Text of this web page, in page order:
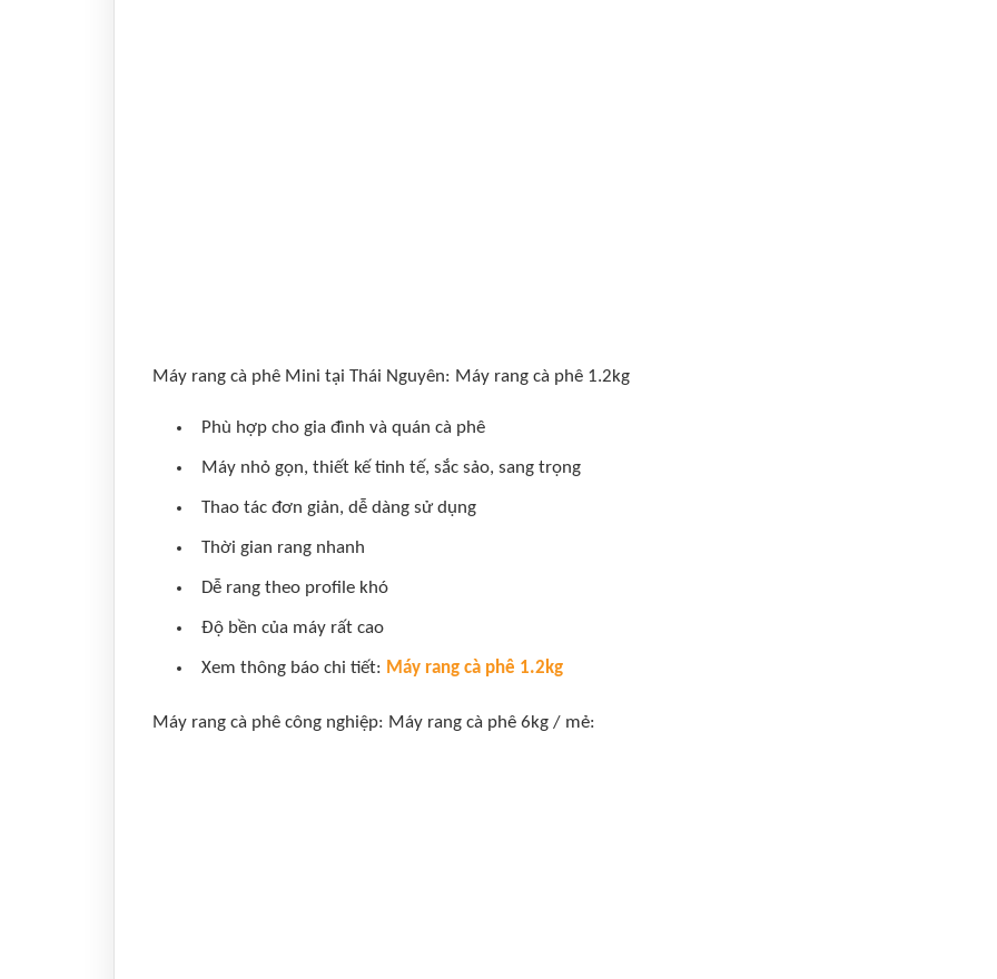
Máy rang cà phê Mini tại Thái Nguyên: Máy rang cà phê 1.2kg
Phù hợp cho gia đình và quán cà phê
Máy nhỏ gọn, thiết kế tinh tế, sắc sảo, sang trọng
Thao tác đơn giản, dễ dàng sử dụng
Thời gian rang nhanh
Dễ rang theo profile khó
Độ bền của máy rất cao
Xem thông báo chi tiết: Máy rang cà phê 1.2kg
Máy rang cà phê công nghiệp: Máy rang cà phê 6kg / mẻ: